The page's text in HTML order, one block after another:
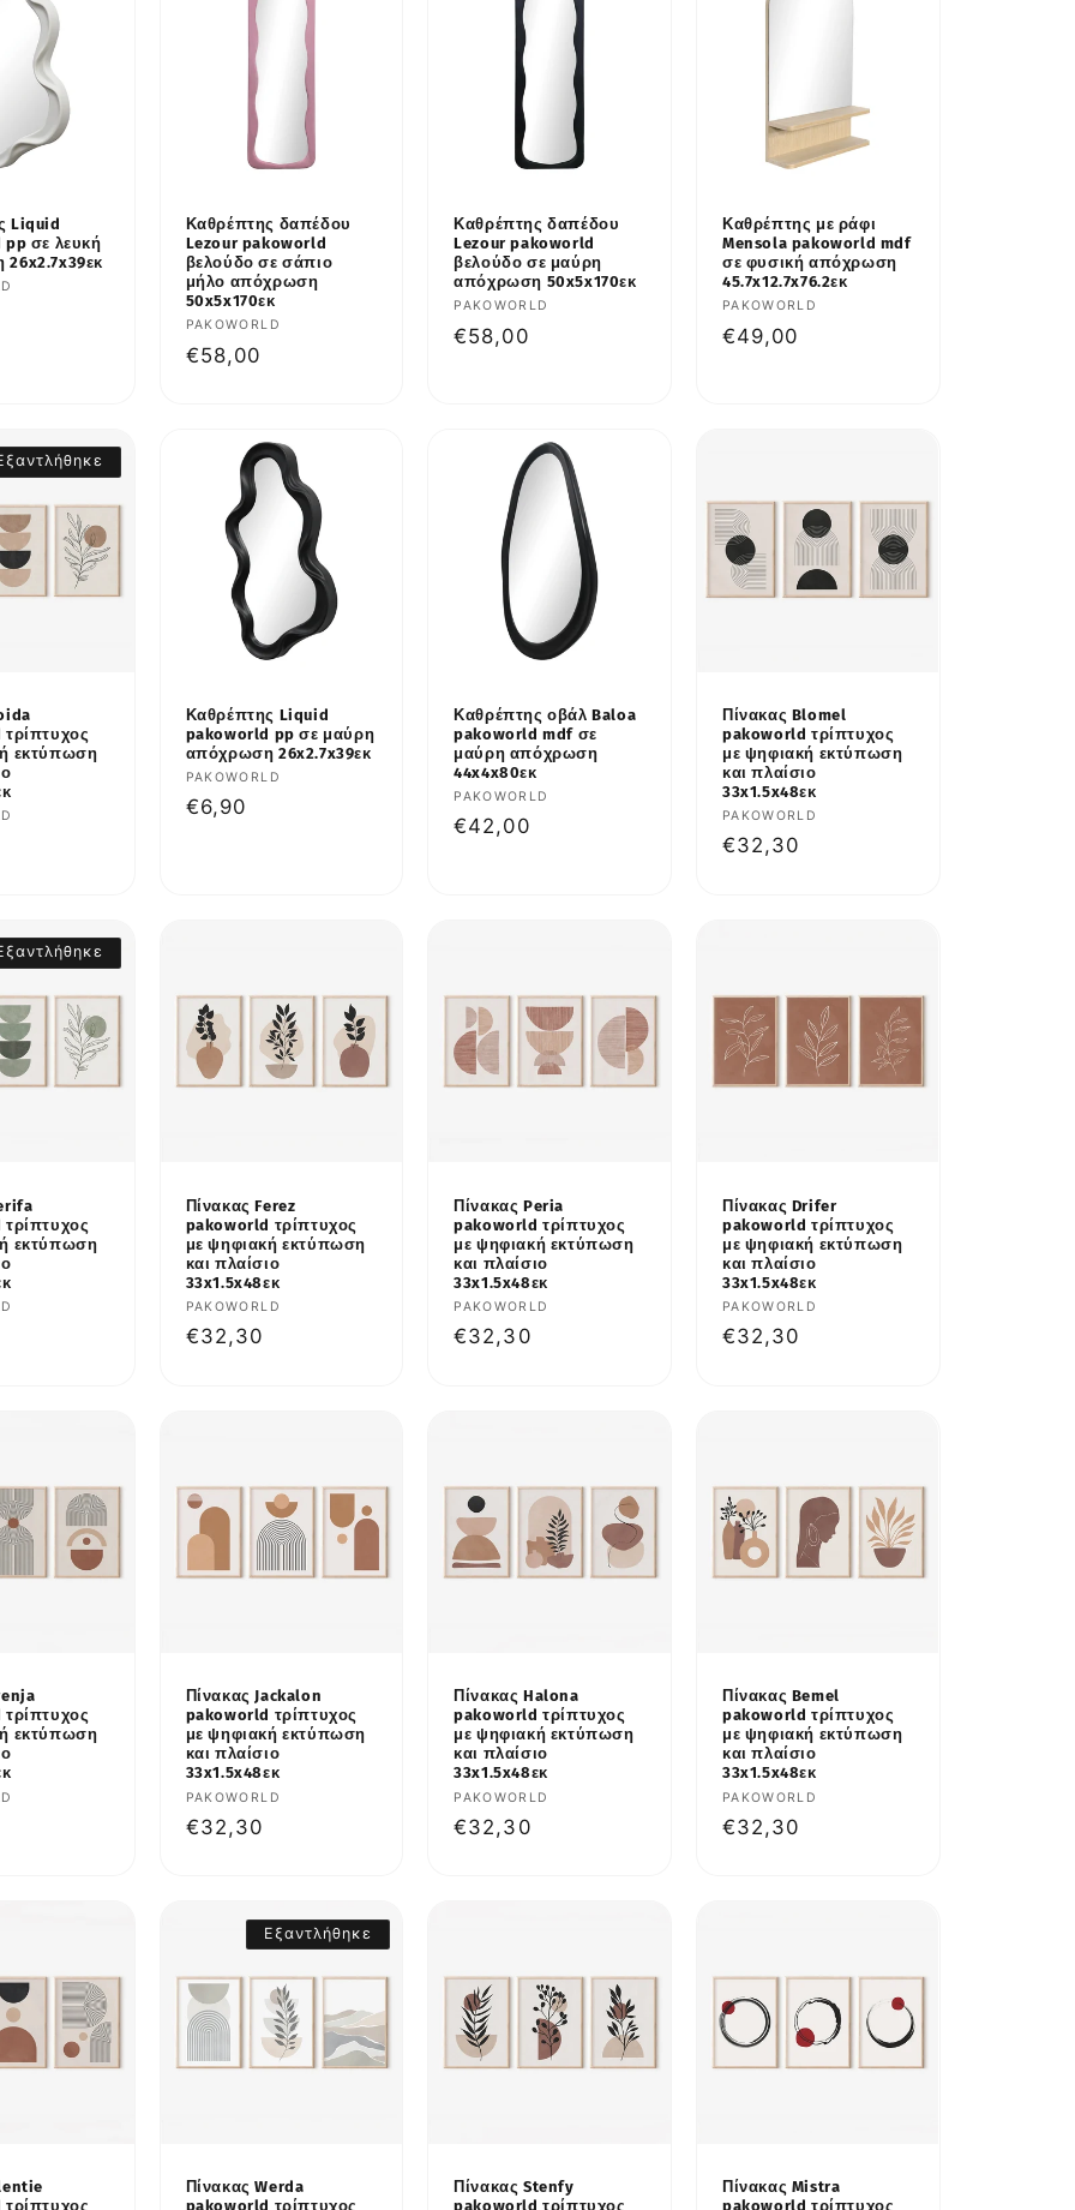
Liquid
σε λευκή
Καθρέπτης δαπέδου
Lezour pakoworld
βελούδο σε σάπιο
μήλο απόχρωση
50x5x170εκ
Προμηθευτής:
PAKOWORLD
Κανονική
€58,00
Καθρέπτης δαπέδου
Lezour pakoworld
βελούδο σε μαύρη
απόχρωση 50x5x170εκ
Προμηθευτής:
PAKOWORLD
Κανονική
€58,00
Καθρέπτης με ράφι
Mensola pakoworld mdf
σε φυσική απόχρωση
45.7x12.7x76.2εκ
Προμηθευτής:
PAKOWORLD
Κανονική
€49,00
εκτύπωση
Καθρέπτης Liquid
pakoworld pp σε μαύρη
απόχρωση 26x2.7x39εκ
Προμηθευτής:
PAKOWORLD
Κανονική
€6,90
Καθρέπτης οβάλ Baloa
pakoworld mdf σε
μαύρη απόχρωση
44x4x80εκ
Προμηθευτής:
PAKOWORLD
Κανονική
€42,00
Πίνακας Blomel
pakoworld τρίπτυχος
με ψηφιακή εκτύπωση
και πλαίσιο
33x1.5x48εκ
Προμηθευτής:
PAKOWORLD
Κανονική
€32,30
εκτύπωση
Πίνακας Ferez
pakoworld τρίπτυχος
με ψηφιακή εκτύπωση
και πλαίσιο
33x1.5x48εκ
Προμηθευτής:
PAKOWORLD
Κανονική
€32,30
Πίνακας Peria
pakoworld τρίπτυχος
με ψηφιακή εκτύπωση
και πλαίσιο
33x1.5x48εκ
Προμηθευτής:
PAKOWORLD
Κανονική
€32,30
Πίνακας Drifer
pakoworld τρίπτυχος
με ψηφιακή εκτύπωση
και πλαίσιο
33x1.5x48εκ
Προμηθευτής:
PAKOWORLD
Κανονική
€32,30
εκτύπωση
Πίνακας Jackalon
pakoworld τρίπτυχος
με ψηφιακή εκτύπωση
και πλαίσιο
33x1.5x48εκ
Προμηθευτής:
PAKOWORLD
Κανονική
€32,30
Πίνακας Halona
pakoworld τρίπτυχος
με ψηφιακή εκτύπωση
και πλαίσιο
33x1.5x48εκ
Προμηθευτής:
PAKOWORLD
Κανονική
€32,30
Πίνακας Bemel
pakoworld τρίπτυχος
με ψηφιακή εκτύπωση
και πλαίσιο
33x1.5x48εκ
Προμηθευτής:
PAKOWORLD
Κανονική
€32,30
Εξαντλήθηκε
Πίνακας Werda
pakoworld τρίπτυχος
Πίνακας Stenfy
pakoworld τρίπτυχος
Πίνακας Mistra
pakoworld τρίπτυχος